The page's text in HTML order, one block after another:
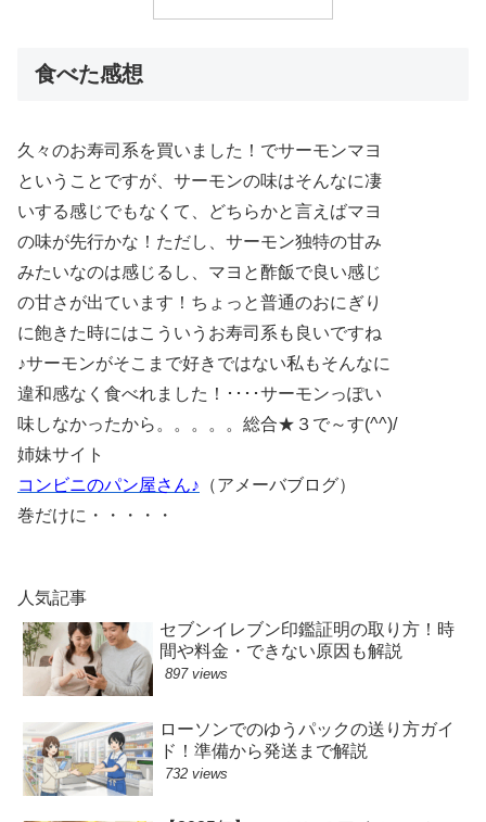
食べた感想
久々のお寿司系を買いました！でサーモンマヨ
ということですが、サーモンの味はそんなに凄
いする感じでもなくて、どちらかと言えばマヨ
の味が先行かな！ただし、サーモン独特の甘み
みたいなのは感じるし、マヨと酢飯で良い感じ
の甘さが出ています！ちょっと普通のおにぎり
に飽きた時にはこういうお寿司系も良いですね
♪サーモンがそこまで好きではない私もそんなに
違和感なく食べれました！････サーモンっぽい
味しなかったから。。。。。総合★３で～す(^^)/
姉妹サイト
コンビニのパン屋さん♪ （アメーバブログ）
巻だけに・・・・・
人気記事
セブンイレブン印鑑証明の取り方！時
間や料金・できない原因も解説
897 views
ローソンでのゆうパックの送り方ガイ
ド！準備から発送まで解説
732 views